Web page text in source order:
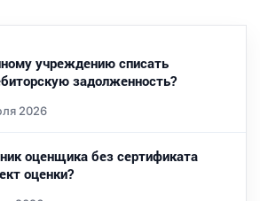
учреждению списать
задолженность?
2026
оценщика без сертификата
оценки?